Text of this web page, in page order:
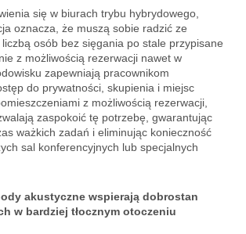
się w biurach trybu hybrydowego,
oznacza, że muszą sobie radzić ze
osób bez sięgania po stale przypisane
z możliwością rezerwacji nawet w
zapewniają pracownikom
do prywatności, skupienia i miejsc
z możliwością rezerwacji,
zaspokoić tę potrzebę, gwarantując
ważkich zadań i eliminując konieczność
sal konferencyjnych lub specjalnych
akustyczne wspierają dobrostan
w bardziej tłocznym otoczeniu